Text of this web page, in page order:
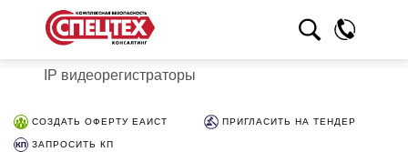
IP видеорегистраторы
СОЗДАТЬ ОФЕРТУ ЕАИСТ ПРИГЛАСИТЬ НА ТЕНДЕР
ЗАПРОСИТЬ КП